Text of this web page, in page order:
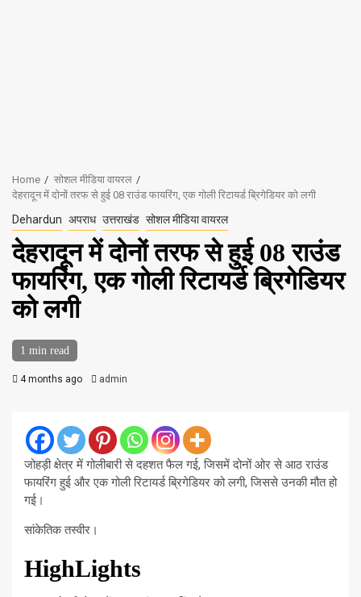
Home
सोशल मीडिया वायरल
देहरादून में दोनों तरफ से हुई 08 राउंड फायरिंग, एक गोली रिटायर्ड ब्रिगेडियर को लगी
Dehardun अपराध उत्तराखंड सोशल मीडिया वायरल
देहरादून में दोनों तरफ से हुई 08 राउंड
फायरिंग, एक गोली रिटायर्ड ब्रिगेडियर
को लगी
1 min read
4 months ago admin
जोहड़ी क्षेत्र में गोलीबारी से दहशत फैल गई, जिसमें दोनों ओर से आठ राउंड
फायरिंग हुई और एक गोली रिटायर्ड ब्रिगेडियर को लगी, जिससे उनकी मौत हो
गई।
सांकेतिक तस्वीर।
HighLights